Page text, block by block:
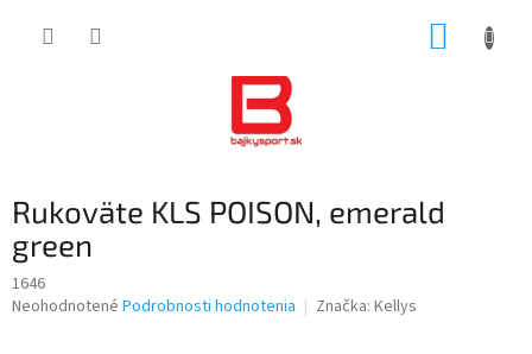
Rukoväte KLS POISON, emerald
green
1646
Priemerné
Neohodnotené Podrobnosti hodnotenia Značka: Kellys